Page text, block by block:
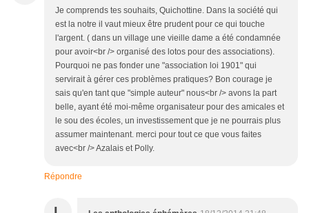
Je comprends tes souhaits, Quichottine. Dans la société qui
est la notre il vaut mieux être prudent pour ce qui touche
l'argent. ( dans un village une vieille dame a été condamnée
pour avoir<br /> organisé des lotos pour des associations).
Pourquoi ne pas fonder une "association loi 1901" qui
servirait à gérer ces problèmes pratiques? Bon courage je
sais qu'en tant que "simple auteur" nous<br /> avons la part
belle, ayant été moi-même organisateur pour des amicales et
le sou des écoles, un investissement que je ne pourrais plus
assumer maintenant. merci pour tout ce que vous faites
avec<br /> Azalais et Polly.
Répondre